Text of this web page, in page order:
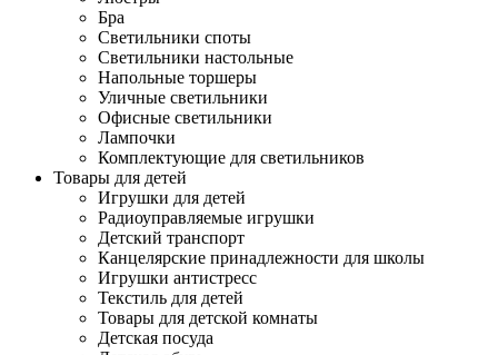
Бра
Светильники споты
Светильники настольные
Напольные торшеры
Уличные светильники
Офисные светильники
Лампочки
Комплектующие для светильников
Товары для детей
Игрушки для детей
Радиоуправляемые игрушки
Детский транспорт
Канцелярские принадлежности для школы
Игрушки антистресс
Текстиль для детей
Товары для детской комнаты
Детская посуда